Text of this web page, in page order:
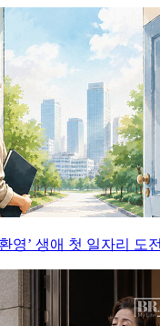
영’ 생애 첫 일자리 도